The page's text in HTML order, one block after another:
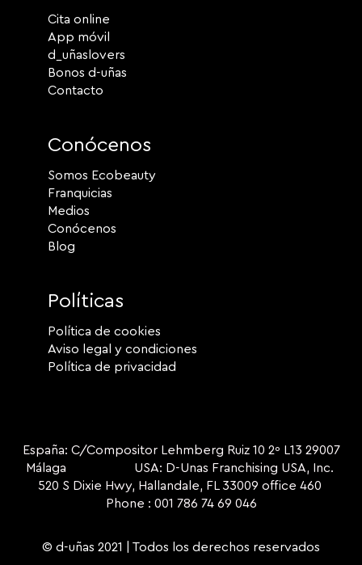
Cita online
App móvil
d_uñaslovers
Bonos d-uñas
Contacto
Conócenos
Somos Ecobeauty
Franquicias
Medios
Conócenos
Blog
Políticas
Política de cookies
Aviso legal y condiciones
Política de privacidad
España: C/Compositor Lehmberg Ruiz 10 2º L13 29007
Málaga USA: D-Unas Franchising USA, Inc.
520 S Dixie Hwy, Hallandale, FL 33009 office 460
Phone : 001 786 74 69 046
© d-uñas 2021 | Todos los derechos reservados